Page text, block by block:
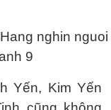
Yến, Kim Yến